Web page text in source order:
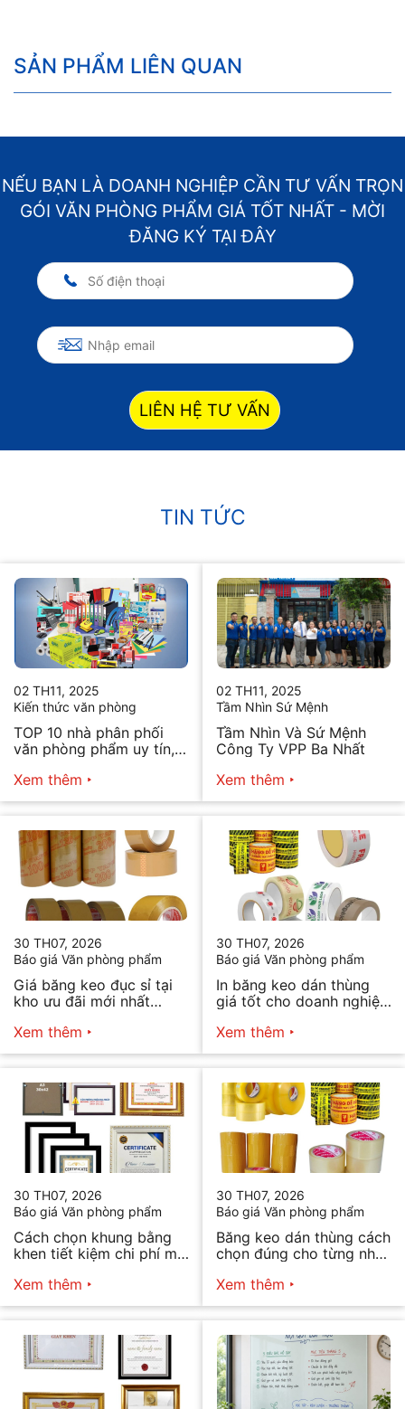
SẢN PHẨM LIÊN QUAN
NẾU BẠN LÀ DOANH NGHIỆP CẦN TƯ VẤN TRỌN
GÓI VĂN PHÒNG PHẨM GIÁ TỐT NHẤT - MỜI
ĐĂNG KÝ TẠI ĐÂY
LIÊN HỆ TƯ VẤN
TIN TỨC
02 TH11, 2025
Kiến thức văn phòng
TOP 10 nhà phân phối
văn phòng phẩm uy tín,
Xem thêm
02 TH11, 2025
Tầm Nhìn Sứ Mệnh
Tầm Nhìn Và Sứ Mệnh
Công Ty VPP Ba Nhất
Xem thêm
30 TH07, 2026
Báo giá Văn phòng phẩm
Giá băng keo đục sỉ tại
kho ưu đãi mới nhất
Xem thêm
30 TH07, 2026
Báo giá Văn phòng phẩm
In băng keo dán thùng
giá tốt cho doanh nghiệp
Xem thêm
30 TH07, 2026
Báo giá Văn phòng phẩm
Cách chọn khung bằng
khen tiết kiệm chi phí mà
Xem thêm
30 TH07, 2026
Báo giá Văn phòng phẩm
Băng keo dán thùng cách
chọn đúng cho từng nhu
Xem thêm